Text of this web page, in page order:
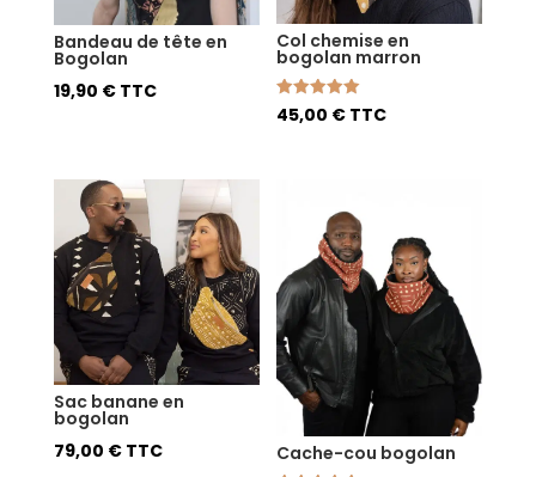
Bandeau de tête en
Bogolan
19,90 € TTC
Col chemise en
bogolan marron
Note
5.00
45,00 € TTC
Sac banane en
bogolan
79,00 € TTC Cache-cou bogolan